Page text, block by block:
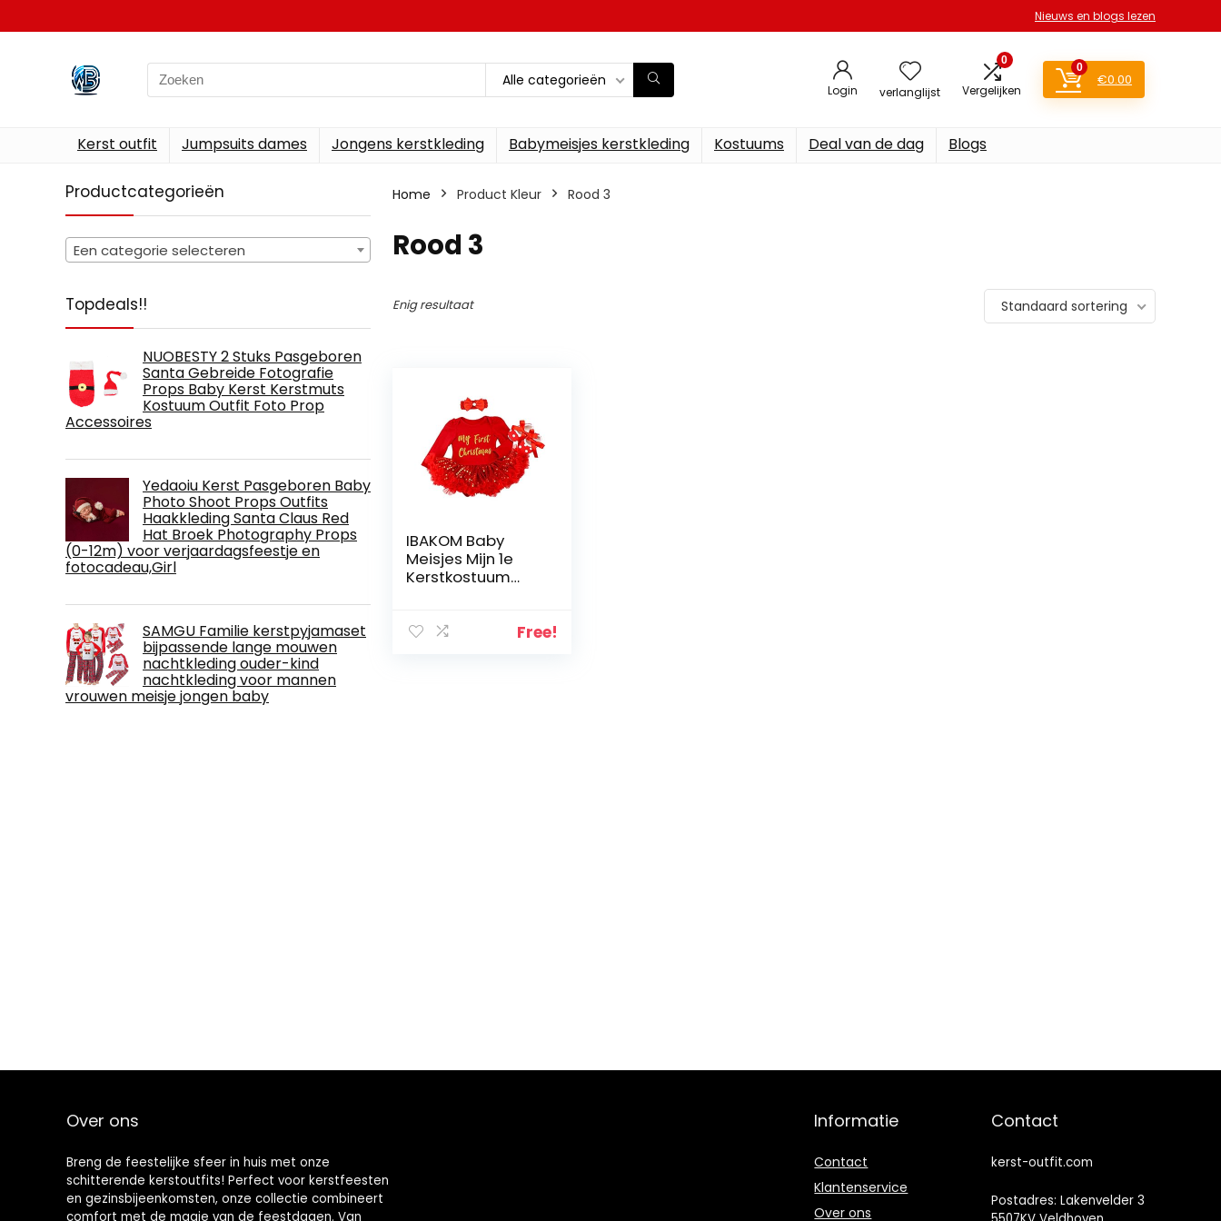
Nieuws en blogs lezen
Search
for:
Alle categorieën
Login verlanglijst
0
Vergelijken
0
€0.00
Kerst outfit Jumpsuits dames Jongens kerstkleding Babymeisjes kerstkleding Kostuums Deal van de dag Blogs
Productcategorieën
Een categorie selecteren
Topdeals!!
NUOBESTY 2 Stuks Pasgeboren
Santa Gebreide Fotografie
Props Baby Kerst Kerstmuts
Kostuum Outfit Foto Prop
Accessoires
Yedaoiu Kerst Pasgeboren Baby
Photo Shoot Props Outfits
Haakkleding Santa Claus Red
Hat Broek Photography Props
(0-12m) voor verjaardagsfeestje en
fotocadeau,Girl
SAMGU Familie kerstpyjamaset
bijpassende lange mouwen
nachtkleding ouder-kind
nachtkleding voor mannen
vrouwen meisje jongen baby
Home Product Kleur Rood 3
Rood 3
Enig resultaat Standaard sortering
IBAKOM Baby
Meisjes Mijn 1e
Kerstkostuum
/ Lange Mouw
Free!
Over ons
Breng de feestelijke sfeer in huis met onze
schitterende kerstoutfits! Perfect voor kerstfeesten
en gezinsbijeenkomsten, onze collectie combineert
comfort met de magie van de feestdagen. Van
Informatie
Contact
Klantenservice
Over ons
Contact
kerst-outfit.com
Postadres: Lakenvelder 3